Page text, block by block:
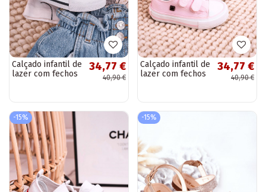
Calçado infantil de
lazer com fechos
34,77 €
40,90 €
Calçado infantil de
lazer com fechos
34,77 €
40,90 €
-15% -15%